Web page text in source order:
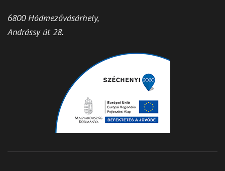
6800 Hódmezővásárhely,
Andrássy út 28.